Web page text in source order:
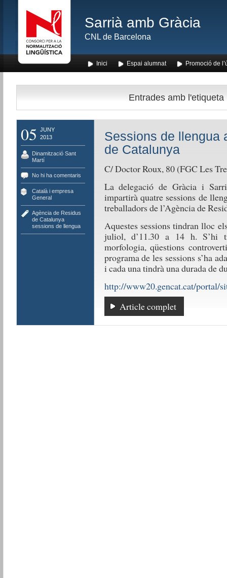
Sarrià amb Gràcia
CNL de Barcelona
Inici Espai alumnat Promoció de
Entrades amb l'etiqueta
05
JUNY
2013
Dinamització Sant
Martí
No hi ha comentaris
Català i empresa,
General
Agència de Residus
de Catalunya,
sessions de llengua
Sessions de llengua
de Catalunya
C/ Doctor Roux, 80 (FGC Les
La delegació de Gràcia i
impartirà quatre sessions de
treballadors de l’Agència de
Aquestes sessions tindran lloc
juliol, d’11.30 a 14 h. S’hi
morfologia, qüestions
programa de les sessions s’ha
i cada una tindrà una durada de
http://www20.gencat.cat/portal/
Article complet